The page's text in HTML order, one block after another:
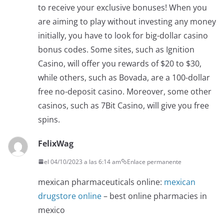
to receive your exclusive bonuses! When you
are aiming to play without investing any money
initially, you have to look for big-dollar casino
bonus codes. Some sites, such as Ignition
Casino, will offer you rewards of $20 to $30,
while others, such as Bovada, are a 100-dollar
free no-deposit casino. Moreover, some other
casinos, such as 7Bit Casino, will give you free
spins.
FelixWag
el 04/10/2023 a las 6:14 am Enlace permanente
mexican pharmaceuticals online: mexican
drugstore online– best online pharmacies in
mexico